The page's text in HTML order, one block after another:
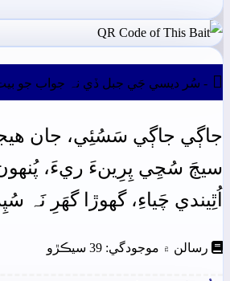
 - سُر ديسي جَي جبل ڏي نہ جواب جو
جاڳي جاڳي سَسُئِي، جان
سيڄَ سُڃِي پِرِينءَ ريءَ،
اُٿِيندي چَياءِ،گهوڙا گهَرِ نَہ
رسالن ۾ موجودگي: 39 سيڪڙو